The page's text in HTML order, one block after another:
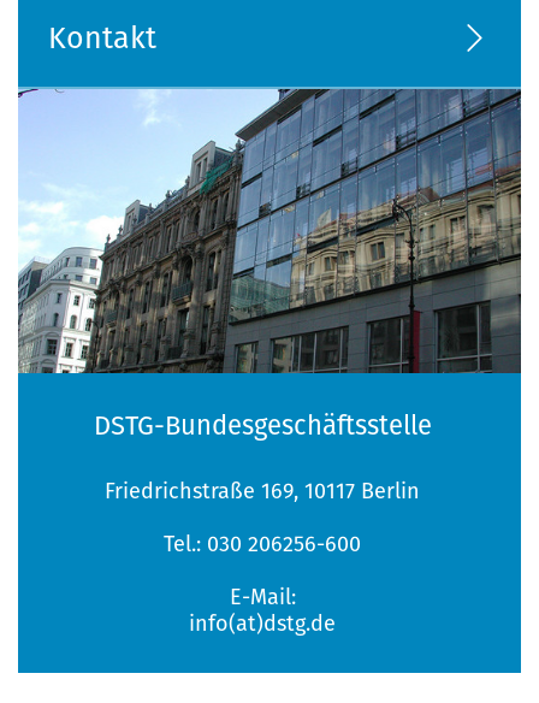
Seminar Menschen mit Behinderung
29. - 31. Oktober 2026
Seminar Frauenpolitik
Kontakt
DSTG-Bundesgeschäftsstelle
Friedrichstraße 169, 10117 Berlin
Tel.: 030 206256-600
E-Mail:
info(at)dstg.de